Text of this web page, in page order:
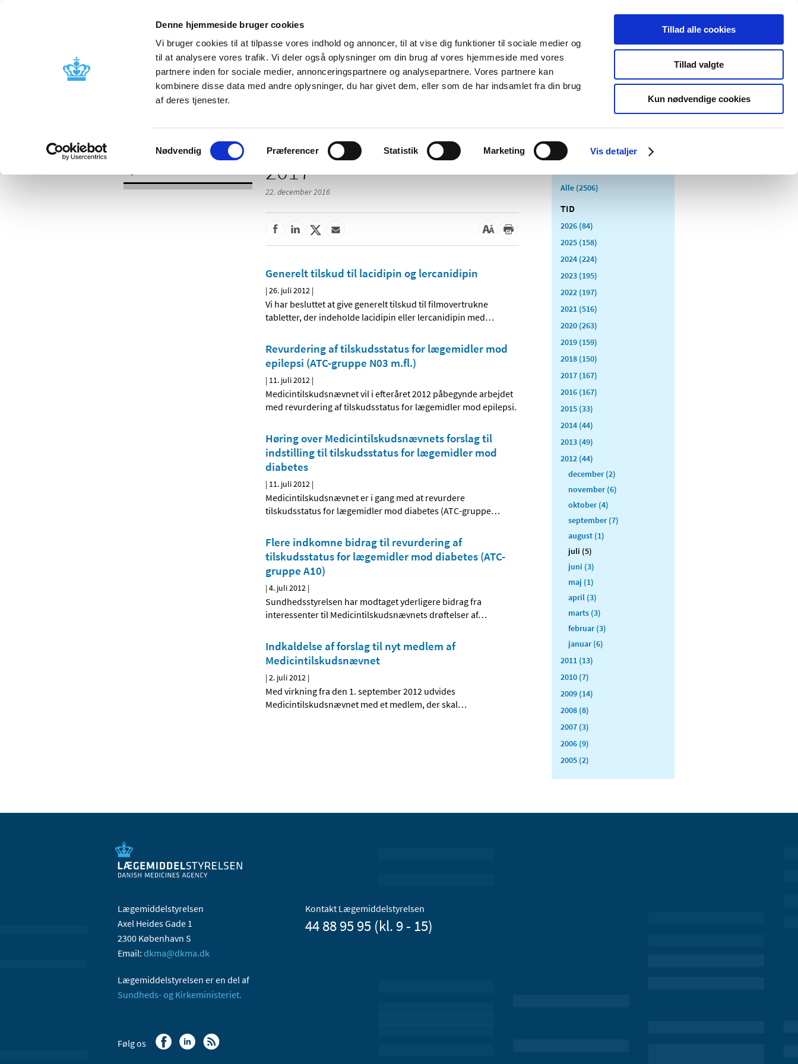
Denne hjemmeside bruger cookies
Vi bruger cookies til at tilpasse vores indhold og annoncer, til at vise dig funktioner til sociale medier og
til at analysere vores trafik. Vi deler også oplysninger om din brug af vores hjemmeside med vores
partnere inden for sociale medier, annonceringspartnere og analysepartnere. Vores partnere kan
kombinere disse data med andre oplysninger, du har givet dem, eller som de har indsamlet fra din brug
af deres tjenester.
Samtykkevalg
Nødvendig Præferencer Statistik Marketing Vis detaljer
Tillad alle cookies
Tillad valgte
Kun nødvendige cookies
Nyheder Om os Kontakt Udgivelser
Godkendelse og
Bivirkninger og
produktinformation
Tilskud og
Apoteker og salg af
Medicinsk
Særlige
produktområder
2017
22. december 2016
Generelt tilskud til lacidipin og lercanidipin
|26. juli 2012 |
Vi har besluttet at give generelt tilskud til filmovertrukne
tabletter, der indeholde lacidipin eller lercanidipin med…
Revurdering af tilskudsstatus for lægemidler mod
epilepsi (ATC-gruppe N03 m.fl.)
| 11. juli 2012 |
Medicintilskudsnævnet vil i efteråret 2012 påbegynde arbejdet
med revurdering af tilskudsstatus for lægemidler mod epilepsi.
Høring over Medicintilskuds­nævnets forslag til
indstilling til tilskudsstatus for lægemidler mod
diabetes
| 11. juli 2012 |
Medicintilskudsnævnet er i gang med at revurdere
tilskudsstatus for lægemidler mod diabetes (ATC-gruppe…
Flere indkomne bidrag til revurdering af
tilskudsstatus for lægemidler mod diabetes (ATC-
gruppe A10)
|4. juli 2012 |
Sundhedsstyrelsen har modtaget yderligere bidrag fra
interessenter til Medicintilskudsnævnets drøftelser af…
Indkaldelse af forslag til nyt medlem af
Medicintilskudsnævnet
|2. juli 2012 |
Med virkning fra den 1. september 2012 udvides
Medicintilskudsnævnet med et medlem, der skal…
Alle (2506)
TID
2026 (84)
2025 (158)
2024 (224)
2023 (195)
2022 (197)
2021 (516)
2020 (263)
2019 (159)
2018 (150)
2017 (167)
2016 (167)
2015 (33)
2014 (44)
2013 (49)
2012 (44)
december (2)
november (6)
oktober (4)
september (7)
august (1)
juli (5)
juni (3)
maj (1)
april (3)
marts (3)
februar (3)
januar (6)
2011 (13)
2010 (7)
2009 (14)
2008 (8)
2007 (3)
2006 (9)
2005 (2)
Lægemiddelstyrelsen
Axel Heides Gade 1
2300 København S
Email: dkma@dkma.dk
Lægemiddelstyrelsen er en del af
Sundheds- og Kirkeministeriet.
Kontakt Lægemiddelstyrelsen
44 88 95 95 (kl. 9 - 15)
Følg os